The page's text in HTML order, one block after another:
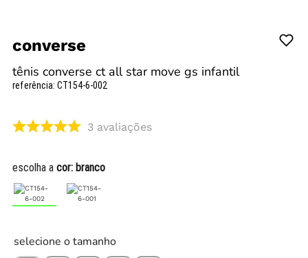
converse
tênis converse ct all star move gs infantil
referência: CT154-6-002
3 avaliações
escolha a cor: branco
selecione o tamanho